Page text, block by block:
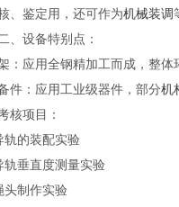
、鉴定用，还可作为机械装调
二、设备特别点：
：应用全钢精加工而成，整
件：应用工业级器件，部分机
核项目：
轨的装配实验
轨垂直度测量实验
头制作实验